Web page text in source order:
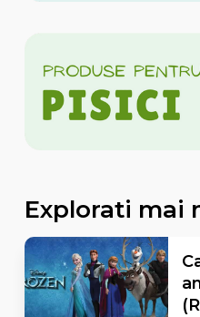
Explorati mai